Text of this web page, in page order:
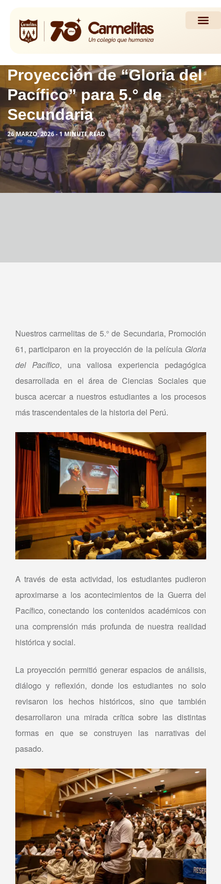
Proyección de “Gloria del
Pacífico” para 5.° de
Secundaria
26 MARZO, 2026 - 1 MINUTE READ
Nuestros carmelitas de 5.° de Secundaria, Promoción
61, participaron en la proyección de la película Gloria
del Pacífico, una valiosa experiencia pedagógica
desarrollada en el área de Ciencias Sociales que
busca acercar a nuestros estudiantes a los procesos
más trascendentales de la historia del Perú.
A través de esta actividad, los estudiantes pudieron
aproximarse a los acontecimientos de la Guerra del
Pacífico, conectando los contenidos académicos con
una comprensión más profunda de nuestra realidad
histórica y social.
La proyección permitió generar espacios de análisis,
diálogo y reflexión, donde los estudiantes no solo
revisaron los hechos históricos, sino que también
desarrollaron una mirada crítica sobre las distintas
formas en que se construyen las narrativas del
pasado.